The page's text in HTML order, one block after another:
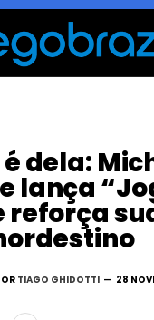
dela:
lança
reforça
TIAGO GHIDOTTI
28